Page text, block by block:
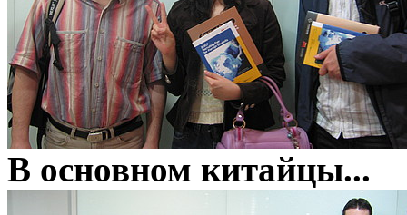
В основном китайцы...